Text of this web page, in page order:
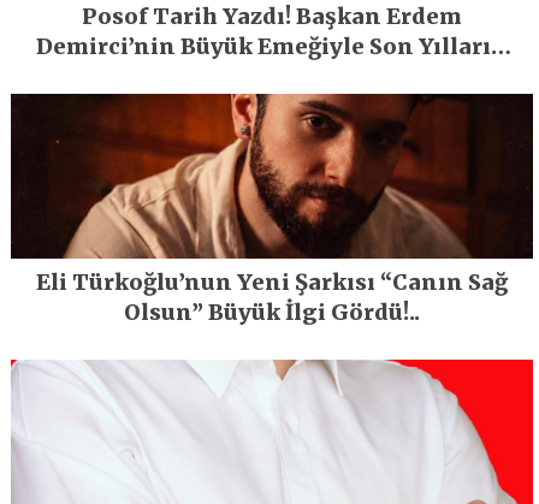
Posof Tarih Yazdı! Başkan Erdem
Demirci’nin Büyük Emeğiyle Son Yılların
Eli Türkoğlu’nun Yeni Şarkısı “Canın Sağ
Olsun” Büyük İlgi Gördü!..